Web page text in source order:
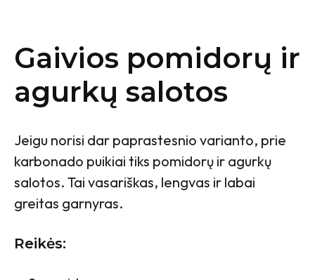
Gaivios pomidorų ir
agurkų salotos
Jeigu norisi dar paprastesnio varianto, prie
karbonado puikiai tiks pomidorų ir agurkų
salotos. Tai vasariškas, lengvas ir labai
greitas garnyras.
Reikės: